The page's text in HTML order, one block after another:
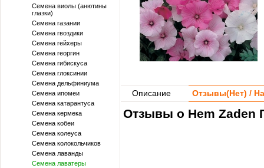
Семена виолы (анютины
глазки)
Семена газании
Семена гвоздики
Семена гейхеры
Семена георгин
Семена гибискуса
Семена глоксинии
Семена дельфиниума
Семена ипомеи
Семена катарантуса
Семена кермека
Семена кобеи
Семена колеуса
Семена колокольчиков
Семена лаванды
Семена лаватеры
Описание Отзывы(Нет) /
Отзывы о Hem Zaden